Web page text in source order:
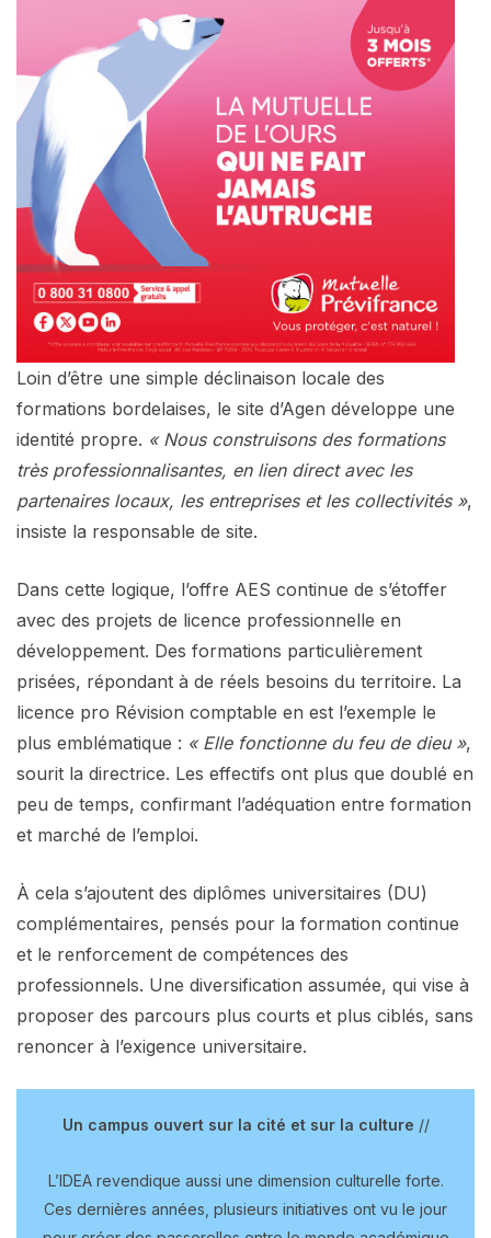
Loin d’être une simple déclinaison locale des
formations bordelaises, le site d’Agen développe une
identité propre. « Nous construisons des formations
très professionnalisantes, en lien direct avec les
partenaires locaux, les entreprises et les collectivités »,
insiste la responsable de site.
Dans cette logique, l’offre AES continue de s’étoffer
avec des projets de licence professionnelle en
développement. Des formations particulièrement
prisées, répondant à de réels besoins du territoire. La
licence pro Révision comptable en est l’exemple le
plus emblématique : « Elle fonctionne du feu de dieu »,
sourit la directrice. Les effectifs ont plus que doublé en
peu de temps, confirmant l’adéquation entre formation
et marché de l’emploi.
À cela s’ajoutent des diplômes universitaires (DU)
complémentaires, pensés pour la formation continue
et le renforcement de compétences des
professionnels. Une diversification assumée, qui vise à
proposer des parcours plus courts et plus ciblés, sans
renoncer à l’exigence universitaire.
Un campus ouvert sur la cité et sur la culture //
L’IDEA revendique aussi une dimension culturelle forte.
Ces dernières années, plusieurs initiatives ont vu le jour